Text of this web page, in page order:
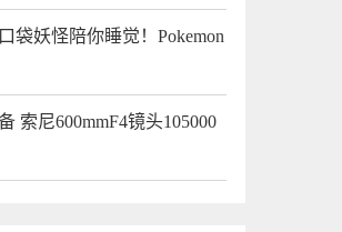
袋妖怪陪你睡觉！Pokemon
索尼600mmF4镜头105000